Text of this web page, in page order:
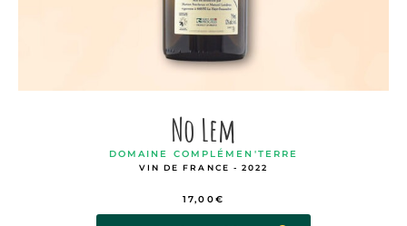
No Lem
DOMAINE COMPLÉMEN'TERRE
VIN DE FRANCE - 2022
17,00€